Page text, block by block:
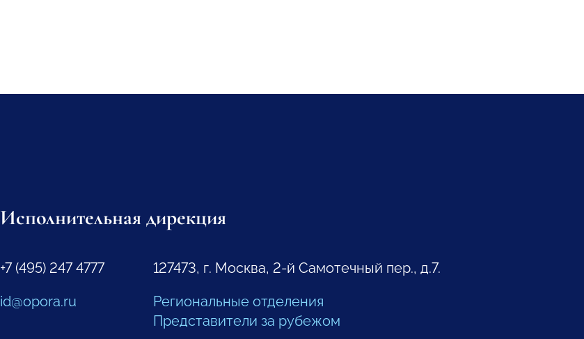
Исполнительная дирекция
+7 (495) 247 4777
id@opora.ru
127473, г. Москва, 2-й Самотечный пер., д.7.
Региональные отделения
Представители за рубежом